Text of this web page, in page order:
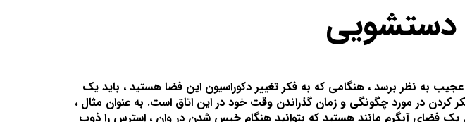
دستشویی
به نظر برسد ، هنگامی که به فکر تغییر دکوراسیون این فضا هستید ، باید یک
کردن در مورد چگونگی و زمان گذراندن وقت خود در این اتاق است. به عنوان مثال ،
یک فضای آبگرم مانند هستید که بتوانید هنگام خیس شدن در وان ، استرس را ذوب